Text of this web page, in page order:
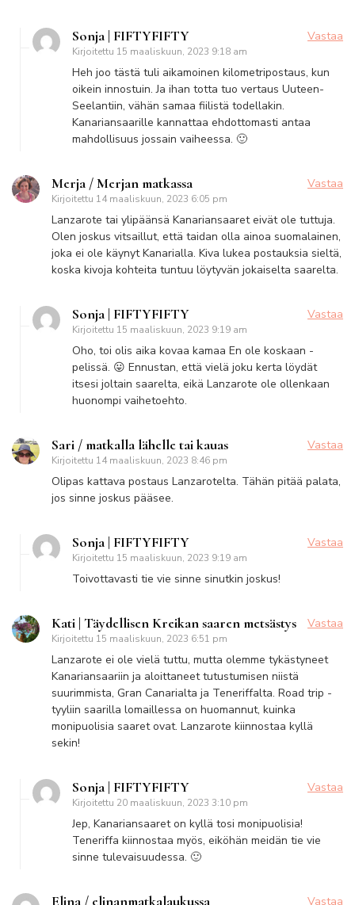
Sonja | FIFTYFIFTY
Kirjoitettu 15 maaliskuun, 2023 9:18 am
Vastaa
Heh joo tästä tuli aikamoinen kilometripostaus, kun
oikein innostuin. Ja ihan totta tuo vertaus Uuteen-
Seelantiin, vähän samaa fiilistä todellakin.
Kanariansaarille kannattaa ehdottomasti antaa
mahdollisuus jossain vaiheessa. 🙂
Merja / Merjan matkassa
Kirjoitettu 14 maaliskuun, 2023 6:05 pm
Vastaa
Lanzarote tai ylipäänsä Kanariansaaret eivät ole tuttuja.
Olen joskus vitsaillut, että taidan olla ainoa suomalainen,
joka ei ole käynyt Kanarialla. Kiva lukea postauksia sieltä,
koska kivoja kohteita tuntuu löytyvän jokaiselta saarelta.
Sonja | FIFTYFIFTY
Kirjoitettu 15 maaliskuun, 2023 9:19 am
Vastaa
Oho, toi olis aika kovaa kamaa En ole koskaan -
pelissä. 😛 Ennustan, että vielä joku kerta löydät
itsesi joltain saarelta, eikä Lanzarote ole ollenkaan
huonompi vaihetoehto.
Sari / matkalla lähelle tai kauas
Kirjoitettu 14 maaliskuun, 2023 8:46 pm
Vastaa
Olipas kattava postaus Lanzarotelta. Tähän pitää palata,
jos sinne joskus pääsee.
Sonja | FIFTYFIFTY
Kirjoitettu 15 maaliskuun, 2023 9:19 am
Vastaa
Toivottavasti tie vie sinne sinutkin joskus!
Kati | Täydellisen Kreikan saaren metsästys
Kirjoitettu 15 maaliskuun, 2023 6:51 pm
Vastaa
Lanzarote ei ole vielä tuttu, mutta olemme tykästyneet
Kanariansaariin ja aloittaneet tutustumisen niistä
suurimmista, Gran Canarialta ja Teneriffalta. Road trip -
tyyliin saarilla lomaillessa on huomannut, kuinka
monipuolisia saaret ovat. Lanzarote kiinnostaa kyllä
sekin!
Sonja | FIFTYFIFTY
Kirjoitettu 20 maaliskuun, 2023 3:10 pm
Vastaa
Jep, Kanariansaaret on kyllä tosi monipuolisia!
Teneriffa kiinnostaa myös, eiköhän meidän tie vie
sinne tulevaisuudessa. 🙂
Elina / elinanmatkalaukussa Vastaa